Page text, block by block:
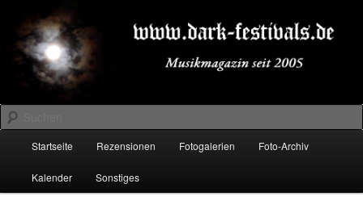
primären
Inhalt
springen
sekundären
Inhalt
springenDARK-FESTIVALS.DE
Suchen
Startseite Rezensionen Fotogalerien Foto-Archiv
Kalender Sonstiges